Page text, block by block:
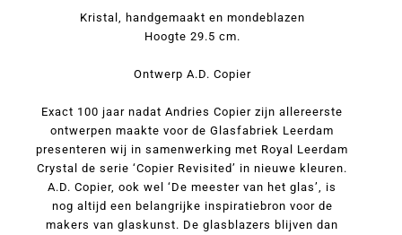
Kristal, handgemaakt en mondeblazen
Hoogte 29.5 cm.
Ontwerp A.D. Copier
Exact 100 jaar nadat Andries Copier zijn allereerste
ontwerpen maakte voor de Glasfabriek Leerdam
presenteren wij in samenwerking met Royal Leerdam
Crystal de serie ‘Copier Revisited’ in nieuwe kleuren.
A.D. Copier, ook wel ‘De meester van het glas’, is
nog altijd een belangrijke inspiratiebron voor de
makers van glaskunst. De glasblazers blijven dan